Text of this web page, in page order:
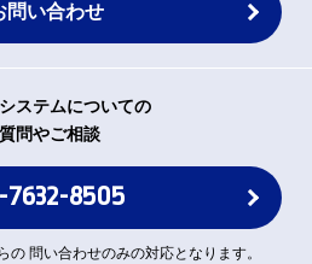
問い合わせ
ステムについての
問やご相談
7632-8505
問い合わせのみの対応となります。